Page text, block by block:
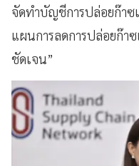
จัดทำบัญชีการปล่อยก๊าซ
แผนการลดการปล่อยก๊าซ
ชัดเจน”